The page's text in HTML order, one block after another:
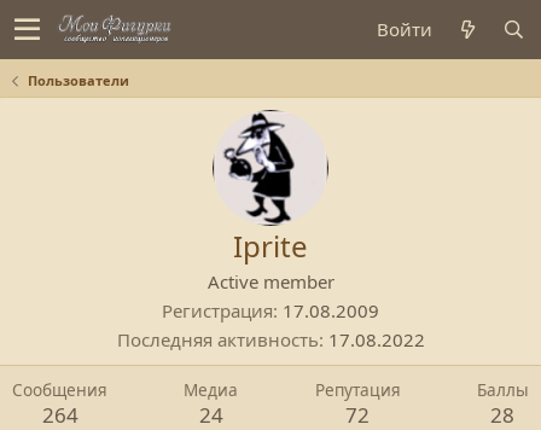
Войти
Пользователи
Iprite
Active member
Регистрация 17.08.2009
Последняя активность 17.08.2022
Сообщения
264
Медиа
24
Репутация
72
Баллы
28